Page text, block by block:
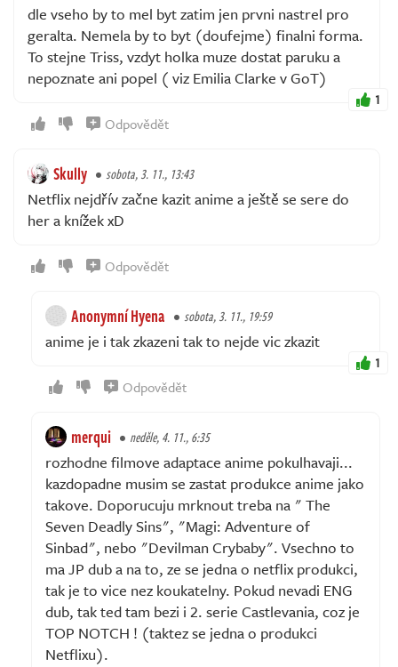
dle vseho by to mel byt zatim jen prvni nastrel pro
geralta. Nemela by to byt (doufejme) finalni forma.
To stejne Triss, vzdyt holka muze dostat paruku a
nepoznate ani popel ( viz Emilia Clarke v GoT)
1
Odpovědět
Skully sobota, 3. 11., 13:43
Netflix nejdřív začne kazit anime a ještě se sere do
her a knížek xD
Odpovědět
Anonymní Hyena sobota, 3. 11., 19:59
anime je i tak zkazeni tak to nejde vic zkazit
1
Odpovědět
merqui neděle, 4. 11., 6:35
rozhodne filmove adaptace anime pokulhavaji...
kazdopadne musim se zastat produkce anime jako
takove. Doporucuju mrknout treba na " The
Seven Deadly Sins", "Magi: Adventure of
Sinbad", nebo "Devilman Crybaby". Vsechno to
ma JP dub a na to, ze se jedna o netflix produkci,
tak je to vice nez koukatelny. Pokud nevadi ENG
dub, tak ted tam bezi i 2. serie Castlevania, coz je
TOP NOTCH ! (taktez se jedna o produkci
Netflixu).